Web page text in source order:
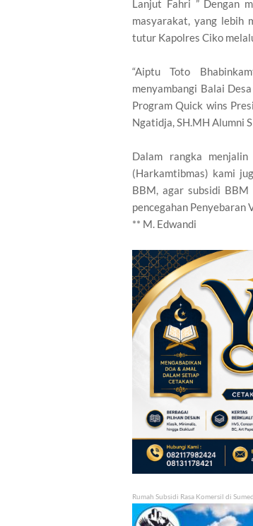
Lanjut Fahri ” Dengan
masyarakat, yang lebih
tutur Kapolres Ciko
“Aiptu Toto
menyambangi Balai
Program Quick wins
Ngatidja, SH.MH Alumni
Dalam rangka
(Harkamtibmas) kami
BBM, agar subsidi
pencegahan Penyebaran
** M. Edwandi
Rumah Subsidi Rasa Komersil di